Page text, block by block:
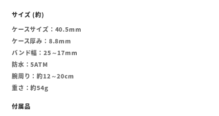
ケースサイズ：40.5mm
ケース厚み：8.8mm
バンド幅：25～17mm
防水：5ATM
腕周り：約12～20cm
重さ：約54g